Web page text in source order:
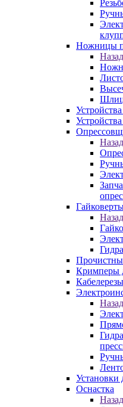
Ножницы
Назад
Назад
Назад
Кримперы
Кабелерезы
Назад
Установки
Оснастка
Назад